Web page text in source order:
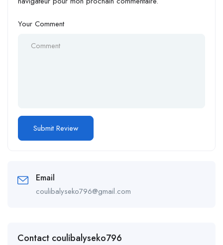
Your Comment
Email
coulibalyseko796@gmail.com
Contact coulibalyseko796